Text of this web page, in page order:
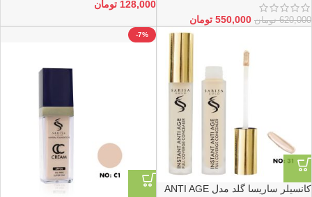
620,000 تومان 550,000 تومان
128,000 تومان
کانسیلر ساریسا گلد مدل ANTI AGE
-7%